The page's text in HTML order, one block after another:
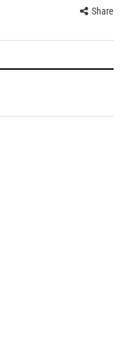
Share